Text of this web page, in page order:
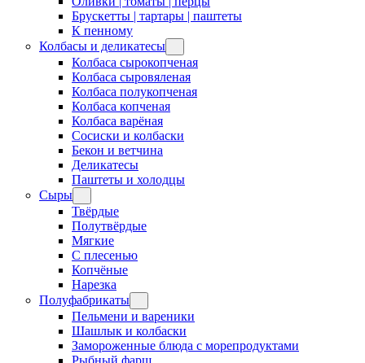
Брускетты | тартары | паштеты
К пенному
Колбасы и деликатесы
Колбаса сырокопченая
Колбаса сыровяленая
Колбаса полукопченая
Колбаса копченая
Колбаса варёная
Сосиски и колбаски
Бекон и ветчина
Деликатесы
Паштеты и холодцы
Сыры
Твёрдые
Полутвёрдые
Мягкие
С плесенью
Копчёные
Нарезка
Полуфабрикаты
Пельмени и вареники
Шашлык и колбаски
Замороженные блюда с морепродуктами
Рыбный фарш